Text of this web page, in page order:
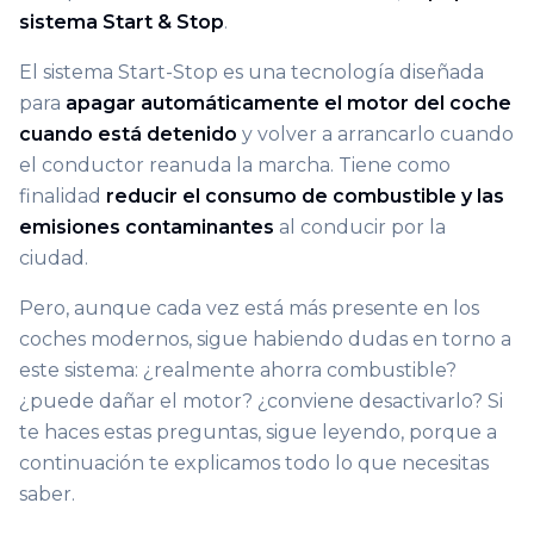
sistema Start & Stop.
El sistema Start-Stop es una tecnología diseñada
para apagar automáticamente el motor del coche
cuando está detenido y volver a arrancarlo cuando
el conductor reanuda la marcha. Tiene como
finalidad reducir el consumo de combustible y las
emisiones contaminantes al conducir por la
ciudad.
Pero, aunque cada vez está más presente en los
coches modernos, sigue habiendo dudas en torno a
este sistema: ¿realmente ahorra combustible?
¿puede dañar el motor? ¿conviene desactivarlo? Si
te haces estas preguntas, sigue leyendo, porque a
continuación te explicamos todo lo que necesitas
saber.